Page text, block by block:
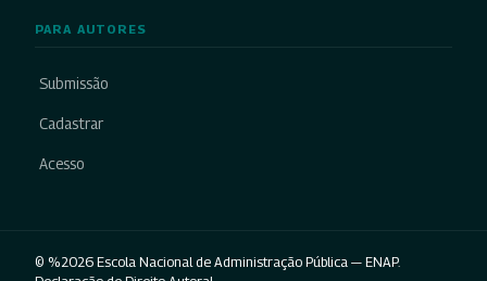
PARA AUTORES
Submissão
Cadastrar
Acesso
© %2026 Escola Nacional de Administração Pública — ENAP.